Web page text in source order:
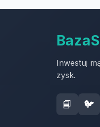
Inwestuj
zysk.
📘 🐦